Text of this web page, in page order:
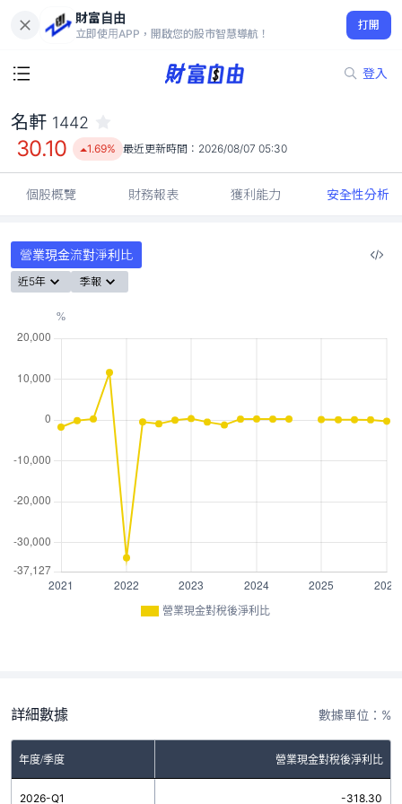
財富自由
立即使用APP，開啟您的股市智慧導航！
打開
登入
30.10
1.69%
名軒 1442
30.10 1.69% 最近更新時間： 2026/08/07 05:30
個股概覽 財務報表 獲利能力 安全性分析
營業現金流對淨利比
近5年 季報
營業現金對稅後淨利比
詳細數據 數據單位：%
年度/季度 營業現金對稅後淨利比
2026-Q1 -318.30